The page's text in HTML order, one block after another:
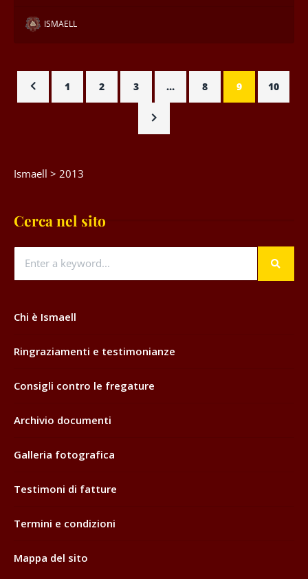
ISMAELL
1 2 3 … 8 9 10
Ismaell > 2013
Cerca nel sito
Chi è Ismaell
Ringraziamenti e testimonianze
Consigli contro le fregature
Archivio documenti
Galleria fotografica
Testimoni di fatture
Termini e condizioni
Mappa del sito